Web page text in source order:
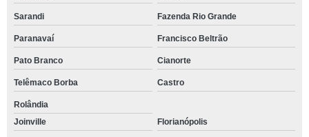
Sarandi Fazenda Rio Grande
Paranavaí Francisco Beltrão
Pato Branco Cianorte
Telêmaco Borba Castro
Rolândia
Joinville
Florianópolis